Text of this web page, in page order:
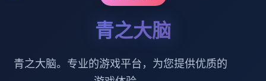
青之大脑
青之大脑。专业的游戏平台，为您提供优质的